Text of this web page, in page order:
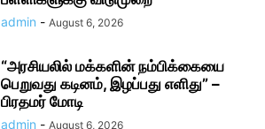
admin - August 6, 2026
“அரசியலில் மக்களின் நம்பிக்கையை
பெறுவது கடினம், இழப்பது எளிது” –
பிரதமர் மோடி
admin - August 6, 2026